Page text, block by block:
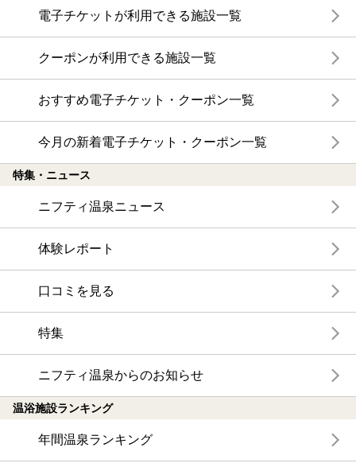
電子チケットが利用できる施設一覧
クーポンが利用できる施設一覧
おすすめ電子チケット・クーポン一覧
今月の新着電子チケット・クーポン一覧
特集・ニュース
ニフティ温泉ニュース
体験レポート
口コミを見る
特集
ニフティ温泉からのお知らせ
温浴施設ランキング
年間温泉ランキング